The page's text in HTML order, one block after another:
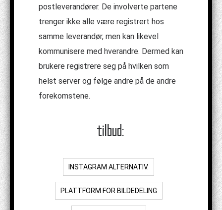
postleverandører. De involverte partene
trenger ikke alle være registrert hos
samme leverandør, men kan likevel
kommunisere med hverandre. Dermed kan
brukere registrere seg på hvilken som
helst server og følge andre på de andre
forekomstene.
tilbud:
INSTAGRAM ALTERNATIV.
PLATTFORM FOR BILDEDELING